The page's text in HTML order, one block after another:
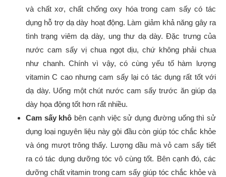
và chất xơ, chất chống oxy hóa trong cam sấy có tác
dụng hỗ trợ dạ dày hoạt động. Làm giảm khả năng gây ra
tình trạng viêm dạ dày, ung thư dạ dày. Đặc trưng của
nước cam sấy vị chua ngọt dịu, chứ không phải chua
như chanh. Chính vì vậy, có cùng yếu tố hàm lượng
vitamin C cao nhưng cam sấy lại có tác dụng rất tốt với
dạ dày. Uống một chút nước cam sấy trước ăn giúp dạ
dày họa động tốt hơn rất nhiều.
Cam sấy khô bên cạnh việc sử dụng đường uống thì sử
dụng loại nguyên liệu này gội đầu còn giúp tóc chắc khỏe
và óng mượt trông thấy. Lượng dầu mà vỏ cam sấy tiết
ra có tác dụng dưỡng tóc vô cùng tốt. Bên cạnh đó, các
dưỡng chất vitamin trong cam sấy giúp tóc chắc khỏe và